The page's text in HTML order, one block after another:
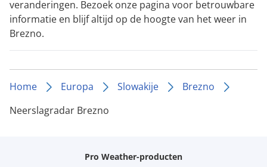
veranderingen. Bezoek onze pagina voor betrouwbare
informatie en blijf altijd op de hoogte van het weer in
Brezno.
Home Europa Slowakije
Brezno
Neerslagradar Brezno
Pro Weather-producten